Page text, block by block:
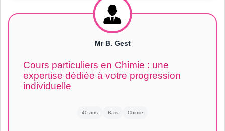
Mr B. Gest
Cours particuliers en Chimie : une
expertise dédiée à votre progression
individuelle
40 ans Bais Chimie